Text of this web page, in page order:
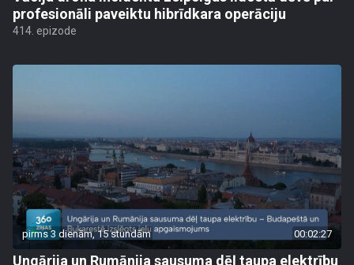
profesionāli paveiktu hibrīdkara operāciju
414. epizode
pirms 3 dienām, 15 stundām 00:02:27
Ungārija un Rumānija sausuma dēļ taupa elektrību